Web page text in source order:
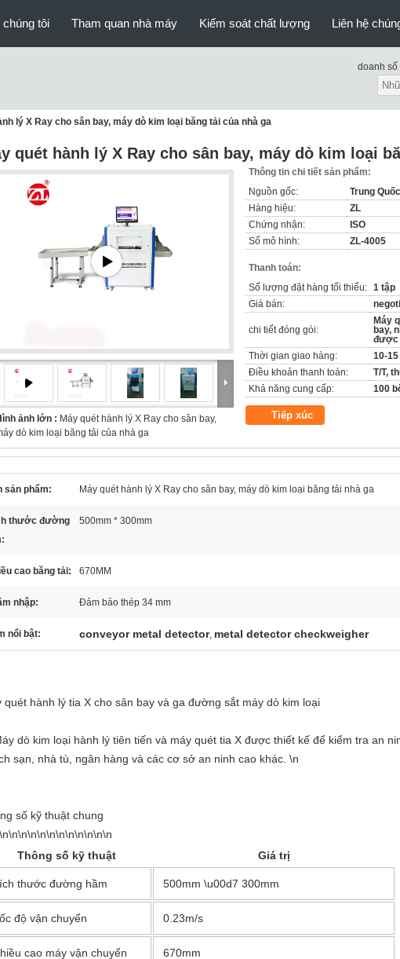
chúng tôi Tham quan nhà máy Kiểm soát chất lượng Liên hệ
doanh số
lý X Ray cho sân bay, máy dò kim loại băng tải của nhà ga
quét hành lý X Ray cho sân bay, máy dò kim loại
ảnh lớn : Máy quét hành lý X Ray cho sân bay,
dò kim loại băng tải của nhà ga
Thông tin chi tiết sản phẩm:
Nguồn gốc:
Trung Quốc
Hàng hiệu:
ZL
Chứng nhận:
ISO
Số mô hình:
ZL-4005
Thanh toán:
Số lượng đặt hàng tối thiểu: 1 tập
Giá bán:
chi tiết đóng gói:
Máy
bay,
được
Thời gian giao hàng:
10-
Điều khoản thanh toán:
T/T,
Khả năng cung cấp:
100
Tiếp xúc
sản phẩm: Máy quét hành lý X Ray cho sân bay, máy dò kim loại băng tải nhà ga
thước đường
500mm * 300mm
cao băng tải: 670MM
nhập: Đảm bảo thép 34 mm
nổi bật: conveyor metal detector, metal detector checkweigher
quét hành lý tia X cho sân bay và ga đường sắt máy dò kim loại
dò kim loại hành lý tiên tiến và máy quét tia X được thiết kế để kiểm tra an
sạn, nhà tù, ngân hàng và các cơ sở an ninh cao khác. \n
số kỹ thuật chung
Thông số kỹ thuật
Giá trị
thước đường hầm 500mm \u00d7 300mm
độ vận chuyển 0.23m/s
cao máy vận chuyển 670mm